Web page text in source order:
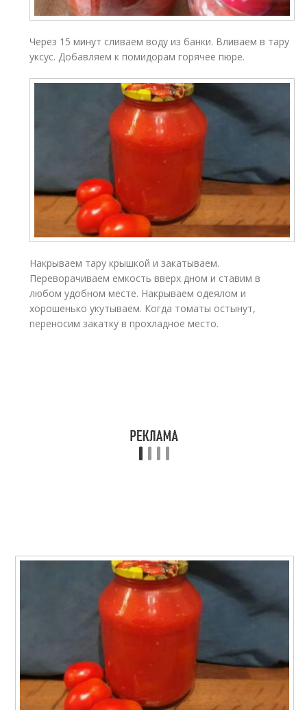
Через 15 минут сливаем воду из банки. Вливаем в тару
уксус. Добавляем к помидорам горячее пюре.
Накрываем тару крышкой и закатываем.
Переворачиваем емкость вверх дном и ставим в
любом удобном месте. Накрываем одеялом и
хорошенько укутываем. Когда томаты остынут,
переносим закатку в прохладное место.